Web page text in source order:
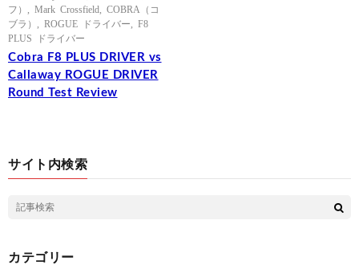
フ）
Mark Crossfield
COBRA（コ
ブラ）
ROGUE ドライバー
F8
PLUS ドライバー
Cobra F8 PLUS DRIVER vs
Callaway ROGUE DRIVER
Round Test Review
サイト内検索
カテゴリー